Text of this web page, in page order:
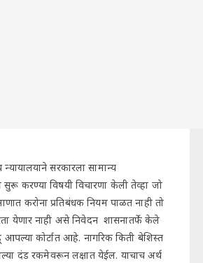
न्यायालयाने सरकारला सामान्य
सुरू करण्या विषयी विचारणा केली तेव्हा जो
करोना प्रतिबंधक नियम पाळत नाही तो
येणार नाही असे निवेदन शासनातर्फे केले
कोर्टात आहे. नागरिक किती बेशिस्त
दंड रकमेवरून लक्षात येईल. याचाच अर्थ